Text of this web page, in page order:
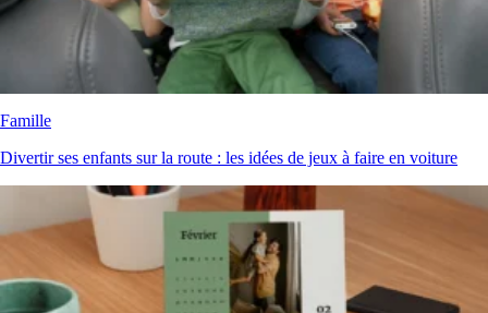
Famille
Divertir ses enfants sur la route : les idées de jeux à faire en voiture